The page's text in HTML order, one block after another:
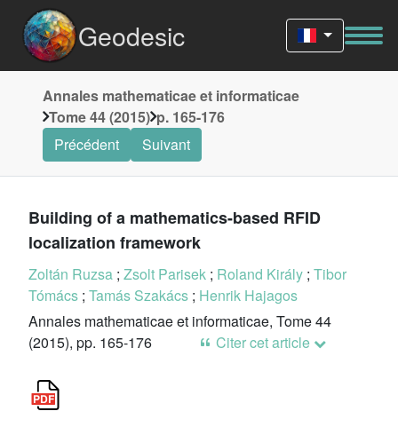
Geodesic
Annales mathematicae et informaticae
Tome 44 (2015) p. 165-176
Précédent
Suivant
Building of a mathematics-based RFID
localization framework
Zoltán Ruzsa ; Zsolt Parisek ; Roland Király ; Tibor
Tómács ; Tamás Szakács ; Henrik Hajagos
Annales mathematicae et informaticae, Tome 44
(2015), pp. 165-176
Citer cet article